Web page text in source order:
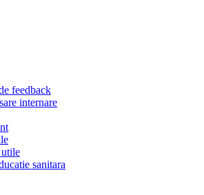
feedback
internare
sanitara